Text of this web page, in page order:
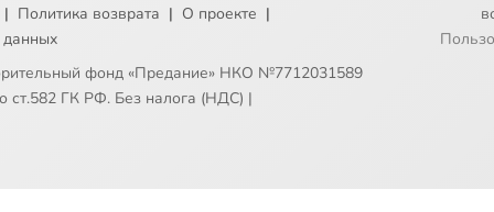
| Политика возврата | О проекте |
данных
фонд «Предание» НКО №7712031589
ст.582 ГК РФ. Без налога (НДС) |